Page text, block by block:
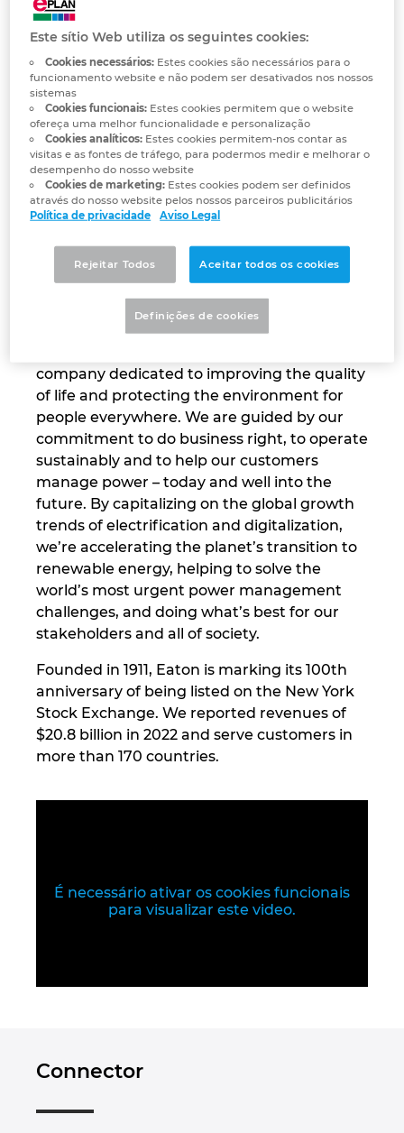
Eaton
We make what matters work.
*Developing more efficient,
sustainable power management
solutions that meet the ever-
changing needs of our world.
company dedicated to improving the quality
of life and protecting the environment for
people everywhere. We are guided by our
commitment to do business right, to operate
sustainably and to help our customers
manage power – today and well into the
future. By capitalizing on the global growth
trends of electrification and digitalization,
we’re accelerating the planet’s transition to
renewable energy, helping to solve the
world’s most urgent power management
challenges, and doing what’s best for our
stakeholders and all of society.​​
Founded in 1911, Eaton is marking its 100th
anniversary of being listed on the New York
Stock Exchange. We reported revenues of
$20.8 billion in 2022 and serve customers in
more than 170 countries.
É necessário ativar os cookies funcionais
para visualizar este video.
Connector
Automatização de edifícios
Casos de Utilizadores
Automação de Edifícios
Configuração
Integração PDM / PLM
EPLAN Data Portal
EPLAN Education para Salas de Aula
EPLAN Education para Estudantes
EPLAN Collaboration Apps
Localizações
Contacto
Trust Center
Brunei
Bulgaria
Canada
Chile
China
Colombia
Czech Republic
Denmark
Finland
Germany
Greece
India
Indonesia
Malaysia
Mexico
Este sítio Web utiliza os seguintes cookies:
Cookies necessários:Estes cookies são necessários para o
funcionamento website e não podem ser desativados nos nossos
sistemas
Cookies funcionais:Estes cookies permitem que o website
ofereça uma melhor funcionalidade e personalização
Cookies analíticos:Estes cookies permitem-nos contar as
visitas e as fontes de tráfego, para podermos medir e melhorar o
desempenho do nosso website
Cookies de marketing:Estes cookies podem ser definidos
através do nosso website pelos nossos parceiros publicitários
Política de privacidade
Aviso Legal
Rejeitar Todos Aceitar todos os cookies
Definições de cookies